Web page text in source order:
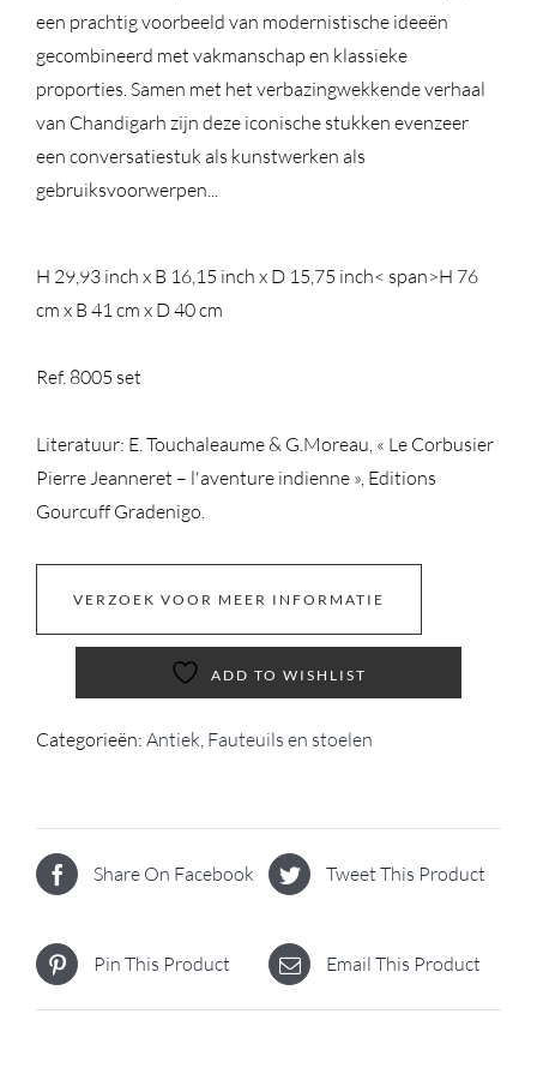
een prachtig voorbeeld van modernistische ideeën
gecombineerd met vakmanschap en klassieke
proporties. Samen met het verbazingwekkende verhaal
van Chandigarh zijn deze iconische stukken evenzeer
een conversatiestuk als kunstwerken als
gebruiksvoorwerpen...
H 29,93 inch x B 16,15 inch x D 15,75 inch< span>H 76
cm x B 41 cm x D 40 cm
Ref. 8005 set
Literatuur: E. Touchaleaume & G.Moreau, « Le Corbusier
Pierre Jeanneret – l'aventure indienne », Editions
Gourcuff Gradenigo.
VERZOEK VOOR MEER INFORMATIE
ADD TO WISHLIST
Categorieën: Antiek Fauteuils en stoelen
Share On Facebook Tweet This Product
Pin This Product Email This Product